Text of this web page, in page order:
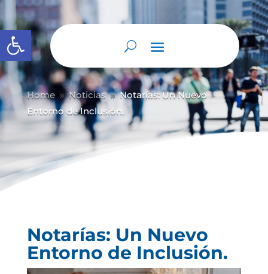
Abrir barra de herramientas
Home 9 Noticias 9 Notarías: Un Nuevo
Entorno de Inclusión.
Notarías: Un Nuevo
Entorno de Inclusión.